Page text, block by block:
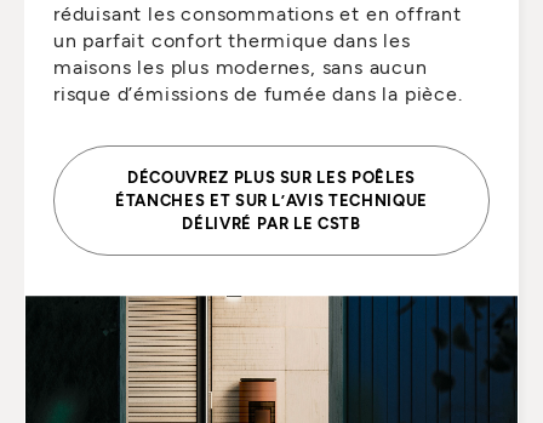
réduisant les consommations et en offrant
un parfait confort thermique dans les
maisons les plus modernes, sans aucun
risque d’émissions de fumée dans la pièce.
DÉCOUVREZ PLUS SUR LES POÊLES
ÉTANCHES ET SUR L’AVIS TECHNIQUE
DÉLIVRÉ PAR LE CSTB